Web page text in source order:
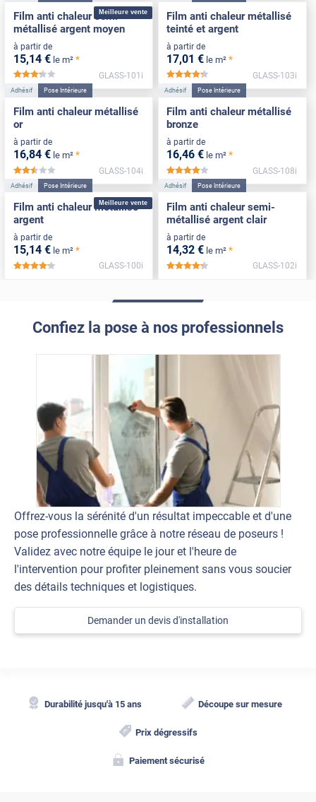
Meilleure vente
Film anti chaleur semi-
métallisé argent moyen
à partir de
15,14 € le m² *
*****
GLASS-101i
Film anti chaleur métallisé
teinté et argent
à partir de
17,01 € le m² *
*****
GLASS-103i
Adhésif Pose Intérieure
Film anti chaleur métallisé
or
à partir de
16,84 € le m² *
*****
GLASS-104i
Adhésif Pose Intérieure
Film anti chaleur métallisé
bronze
à partir de
16,46 € le m² *
*****
GLASS-108i
Meilleure vente
Adhésif Pose Intérieure
Film anti chaleur métallisé
argent
à partir de
15,14 € le m² *
*****
GLASS-100i
Adhésif Pose Intérieure
Film anti chaleur semi-
métallisé argent clair
à partir de
14,32 € le m² *
*****
GLASS-102i
Confiez la pose à nos professionnels
Offrez-vous la sérénité d'un résultat impeccable et d'une
pose professionnelle grâce à notre réseau de poseurs !
Validez avec notre équipe le jour et l'heure de
l'intervention pour profiter pleinement sans vous soucier
des détails techniques et logistiques.
Demander un devis d'installation
Durabilité jusqu'à 15 ans Découpe sur mesure
Prix dégressifs
Paiement sécurisé